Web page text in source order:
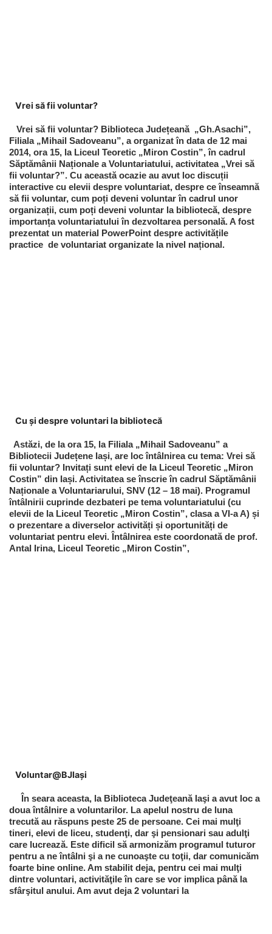
Vrei să fii voluntar?
Vrei să fii voluntar? Biblioteca Județeană „Gh.Asachi”,
Filiala „Mihail Sadoveanu”, a organizat în data de 12 mai
2014, ora 15, la Liceul Teoretic „Miron Costin”, în cadrul
Săptămânii Naționale a Voluntariatului, activitatea „Vrei să
fii voluntar?”. Cu această ocazie au avut loc discuții
interactive cu elevii despre voluntariat, despre ce înseamnă
să fii voluntar, cum poți deveni voluntar în cadrul unor
organizații, cum poți deveni voluntar la bibliotecă, despre
importanța voluntariatului în dezvoltarea personală. A fost
prezentat un material PowerPoint despre activitățile
practice de voluntariat organizate la nivel național.
Cu și despre voluntari la bibliotecă
Astăzi, de la ora 15, la Filiala „Mihail Sadoveanu” a
Bibliotecii Județene Iași, are loc întâlnirea cu tema: Vrei să
fii voluntar? Invitați sunt elevi de la Liceul Teoretic „Miron
Costin” din Iași. Activitatea se înscrie în cadrul Săptămânii
Naționale a Voluntariarului, SNV (12 – 18 mai). Programul
întâlnirii cuprinde dezbateri pe tema voluntariatului (cu
elevii de la Liceul Teoretic „Miron Costin”, clasa a VI-a A) și
o prezentare a diverselor activități și oportunități de
voluntariat pentru elevi. Întâlnirea este coordonată de prof.
Antal Irina, Liceul Teoretic „Miron Costin”,
Voluntar@BJIaşi
În seara aceasta, la Biblioteca Judeţeană Iaşi a avut loc a
doua întâlnire a voluntarilor. La apelul nostru de luna
trecută au răspuns peste 25 de persoane. Cei mai mulţi
tineri, elevi de liceu, studenţi, dar şi pensionari sau adulţi
care lucrează. Este dificil să armonizăm programul tuturor
pentru a ne întâlni şi a ne cunoaşte cu toţii, dar comunicăm
foarte bine online. Am stabilit deja, pentru cei mai mulţi
dintre voluntari, activităţile în care se vor implica până la
sfârşitul anului. Am avut deja 2 voluntari la